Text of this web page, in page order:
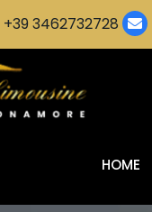
+39 3462732728
HOME